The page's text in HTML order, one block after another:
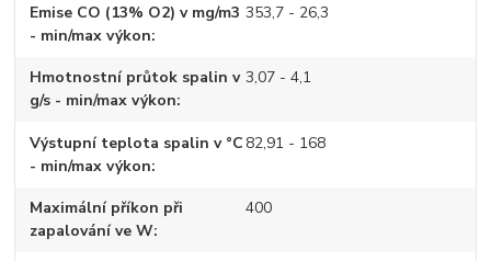
Emise CO (13% O2) v mg/m3
- min/max výkon
353,7 - 26,3
Hmotnostní průtok spalin v
g/s - min/max výkon
3,07 - 4,1
Výstupní teplota spalin v °C
- min/max výkon
82,91 - 168
Maximální příkon při
zapalování ve W
400